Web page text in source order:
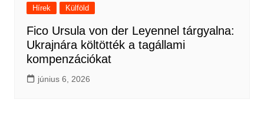
Hírek Külföld
Fico Ursula von der Leyennel tárgyalna:
Ukrajnára költötték a tagállami
kompenzációkat
június 6, 2026